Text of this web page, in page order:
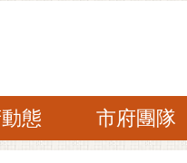
態 市府團隊